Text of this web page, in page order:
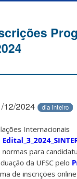
12/2024 dia inteiro
Internacionais
para
da UFSC pelo
de inscrições online